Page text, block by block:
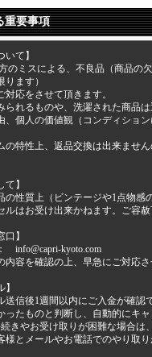
重要事項
いて】
のミスによる、不良品（商品の
ります）
応をさせて頂きます。
られるものや、洗濯された商品
、個人の価値観（コンディショ
の特性上、返品交換は出来ませ
て】
の性質上（ビンテージや1点物
ルはお受け出来かねます。ご容赦
口】
info@capri-kyoto.com
内容を確認の上、早急にご対応さ
送信後1週間以内にご入金が確
ったものと判断し、自動的にキ
きやお受け取りが困難な場合は
とメールやお電話でのやり取